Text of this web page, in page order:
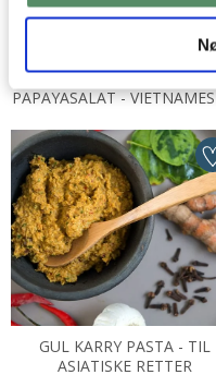
PAPAYASALAT -
GUL KARRY PASTA - TIL
ASIATISKE RETTER